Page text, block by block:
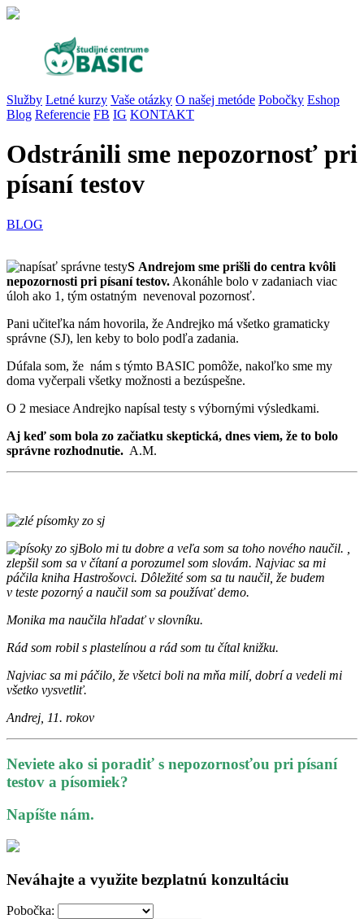
Služby Letné kurzy Vaše otázky O našej metóde Pobočky Eshop
Blog Referencie FB IG KONTAKT
Odstránili sme nepozornosť pri
písaní testov
BLOG
S Andrejom sme prišli do centra kvôli
nepozornosti pri písaní testov. Akonáhle bolo v zadaniach viac
úloh ako 1, tým ostatným nevenoval pozornosť.
Pani učiteľka nám hovorila, že Andrejko má všetko gramaticky
správne (SJ), len keby to bolo podľa zadania.
Dúfala som, že nám s týmto BASIC pomôže, nakoľko sme my
doma vyčerpali všetky možnosti a bezúspešne.
O 2 mesiace Andrejko napísal testy s výbornými výsledkami.
Aj keď som bola zo začiatku skeptická, dnes viem, že to bolo
správne rozhodnutie. A.M.
Bolo mi tu dobre a veľa som sa toho nového naučil. ,
zlepšil som sa v čítaní a porozumel som slovám. Najviac sa mi
páčila kniha Hastrošovci. Dôležité som sa tu naučil, že budem
v teste pozorný a naučil som sa používať demo.
Monika ma naučila hľadať v slovníku.
Rád som robil s plastelínou a rád som tu čítal knižku.
Najviac sa mi páčilo, že všetci boli na mňa milí, dobrí a vedeli mi
všetko vysvetliť.
Andrej, 11. rokov
Neviete ako si poradiť s nepozornosťou pri písaní
testov a písomiek?
Napíšte nám.
Neváhajte a využite bezplatnú konzultáciu
Pobočka: